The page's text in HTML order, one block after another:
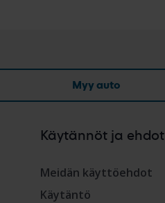
Myy auto
Käytännöt ja ehdot
Meidän käyttöehdot
Käytäntö